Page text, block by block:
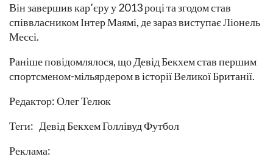
Він завершив кар’єру у 2013 році та згодом став
співвласником Інтер Маямі, де зараз виступає Ліонель
Мессі.
Раніше повідомлялося, що Девід Бекхем став першим
спортсменом-мільярдером в історії Великої Британії.
Редактор: Олег Телюк
Теги: Девід Бекхем Голлівуд Футбол
Реклама: